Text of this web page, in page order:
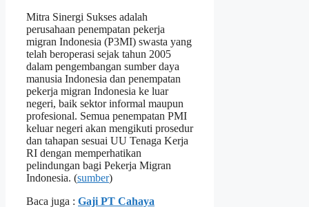
Mitra Sinergi Sukses adalah
perusahaan penempatan pekerja
migran Indonesia (P3MI) swasta yang
telah beroperasi sejak tahun 2005
dalam pengembangan sumber daya
manusia Indonesia dan penempatan
pekerja migran Indonesia ke luar
negeri, baik sektor informal maupun
profesional. Semua penempatan PMI
keluar negeri akan mengikuti prosedur
dan tahapan sesuai UU Tenaga Kerja
RI dengan memperhatikan
pelindungan bagi Pekerja Migran
Indonesia. (sumber)
Baca juga : Gaji PT Cahaya